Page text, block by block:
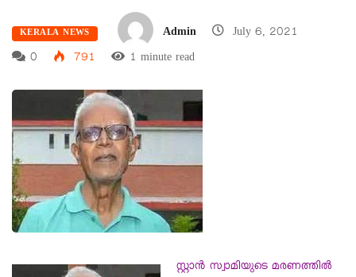
KERALA NEWS Admin
July 6, 2021
0
791 1 minute read
സ്റ്റാൻ സ്വാമിയുടെ മരണത്തിൽ